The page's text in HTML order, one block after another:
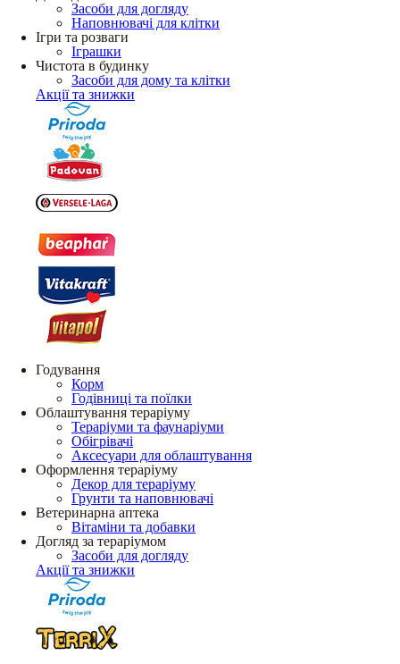
Засоби для догляду
Наповнювачі для клітки
Ігри та розваги
Іграшки
Чистота в будинку
Засоби для дому та клітки
Акції та знижки
Годування
Корм
Годівниці та поїлки
Облаштування тераріуму
Тераріуми та фаунаріуми
Обігрівачі
Аксесуари для облаштування
Оформлення тераріуму
Декор для тераріуму
Грунти та наповнювачі
Ветеринарна аптека
Вітаміни та добавки
Догляд за тераріумом
Засоби для догляду
Акції та знижки